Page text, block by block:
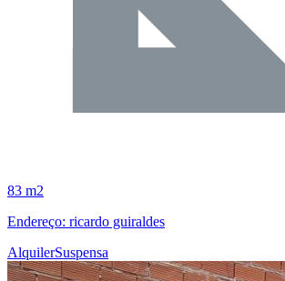
83 m2
Endereço: ricardo guiraldes
AlquilerSuspensa